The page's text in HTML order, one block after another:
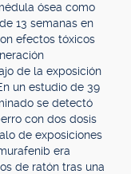
ósea como
13 semanas en
efectos tóxicos
de la exposición
un estudio de 39
se detectó
con dos dosis
de exposiciones
era
de ratón tras una